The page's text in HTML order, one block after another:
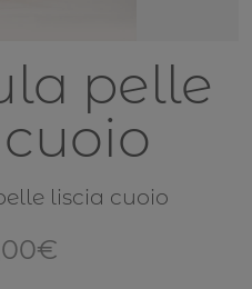
pelle
liscia cuoio
€